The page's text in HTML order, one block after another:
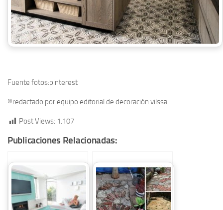
Fuente fotos:pinterest
®redactado por equipo editorial de decoración.vilssa
Post Views: 1.107
Publicaciones Relacionadas: